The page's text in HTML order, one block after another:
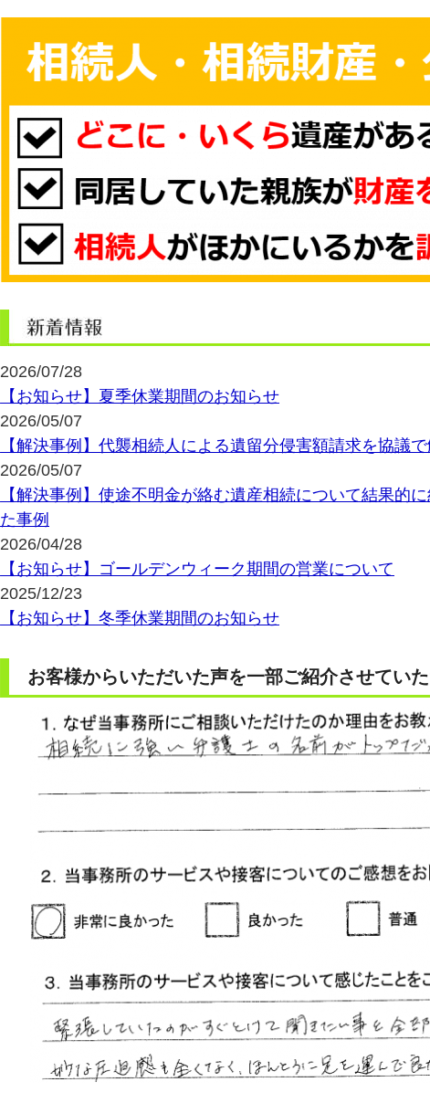
2026/07/28
【お知らせ】夏季休業期間のお知らせ
2026/05/07
【解決事例】代襲相続人による遺留分侵害額請求を協議
2026/05/07
【解決事例】使途不明金が絡む遺産相続について結果的
た事例
2026/04/28
【お知らせ】ゴールデンウィーク期間の営業について
2025/12/23
【お知らせ】冬季休業期間のお知らせ
お客様からいただいた声を一部ご紹介させてい